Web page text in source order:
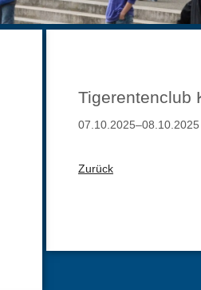
Tigerentenclub
07.10.2025–08.10.2025
Zurück